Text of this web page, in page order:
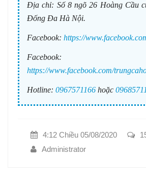
Địa chỉ: Số 8 ngõ 26 Hoàng Cầu
Đống Đa Hà Nội.
Facebook: https://
Facebook:
https://www.facebook.com/
Hotline: 0967571166 hoặc
4:12 Chiều 05/08/2020
Administrator